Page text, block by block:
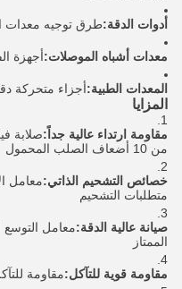
أدوات الدقة:طرق توجيه معدات
معدات أشباه الموصلات:أجهزة
المعدات الطبية:أجزاء متحركة
المزايا
مقاومة ارتداء عالية جداً:
من 10 أضعاف الصلب المحمول
خصائص التشحيم الذاتي:
متطلبات التشحيم
صيانة عالية الدقة:معامل التوسع
الممتاز
مقاومة قوية للتآكل:مقاومة